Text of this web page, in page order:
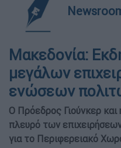
Μακεδονία:
μεγάλων
ενώσεων
Ο Πρόεδρος Γιούνκερ
πλευρό των
για το Περιφερειακό